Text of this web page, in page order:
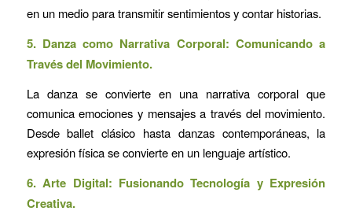
en un medio para transmitir sentimientos y contar historias.
5. Danza como Narrativa Corporal: Comunicando a
Través del Movimiento.
La danza se convierte en una narrativa corporal que
comunica emociones y mensajes a través del movimiento.
Desde ballet clásico hasta danzas contemporáneas, la
expresión física se convierte en un lenguaje artístico.
6. Arte Digital: Fusionando Tecnología y Expresión
Creativa.